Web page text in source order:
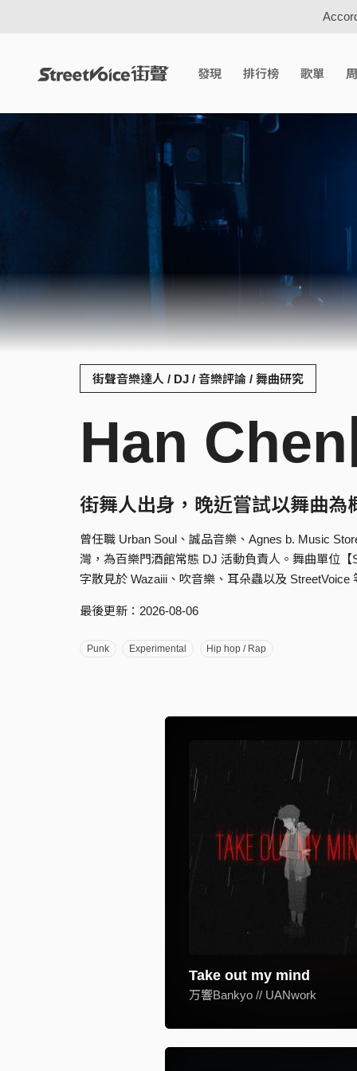
發現 排行榜 歌單
街聲音樂達人 / DJ / 音樂評論 / 舞曲研究
Han
街舞人出身，晚近嘗試以舞曲為
曾任職 Urban Soul、誠品音樂、Agnes b. Music
灣，為百樂門酒館常態 DJ 活動負責人。舞曲單位
字散見於 Wazaiii、吹音樂、耳朵蟲以及 StreetVoice
最後更新：2026-08-06
Punk Experimental Hip hop / Rap
Take out my mind
万響Bankyo // UANwork